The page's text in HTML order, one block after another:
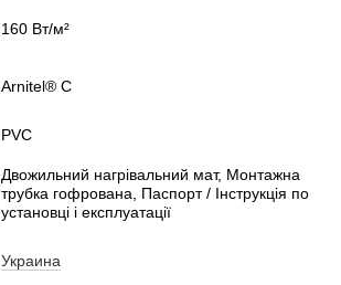
160 Вт/м²
Arnitel® С
PVС
Двожильний нагрівальний мат, Монтажна
трубка гофрована, Паспорт / Інструкція по
установці і експлуатації
Украина